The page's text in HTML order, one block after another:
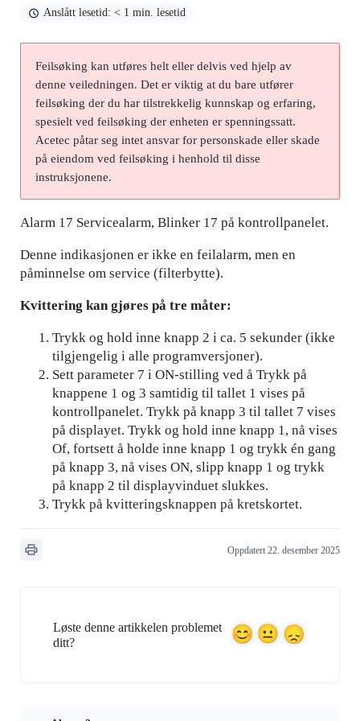
Anslått lesetid: < 1 min. lesetid
Feilsøking kan utføres helt eller delvis ved hjelp av
denne veiledningen. Det er viktig at du bare utfører
feilsøking der du har tilstrekkelig kunnskap og erfaring,
spesielt ved feilsøking der enheten er spenningssatt.
Acetec påtar seg intet ansvar for personskade eller skade
på eiendom ved feilsøking i henhold til disse
instruksjonene.
Alarm 17 Servicealarm, Blinker 17 på kontrollpanelet.
Denne indikasjonen er ikke en feilalarm, men en
påminnelse om service (filterbytte).
Kvittering kan gjøres på tre måter:
Trykk og hold inne knapp 2 i ca. 5 sekunder (ikke
tilgjengelig i alle programversjoner).
Sett parameter 7 i ON-stilling ved å Trykk på
knappene 1 og 3 samtidig til tallet 1 vises på
kontrollpanelet. Trykk på knapp 3 til tallet 7 vises
på displayet. Trykk og hold inne knapp 1, nå vises
Of, fortsett å holde inne knapp 1 og trykk én gang
på knapp 3, nå vises ON, slipp knapp 1 og trykk
på knapp 2 til displayvinduet slukkes.
Trykk på kvitteringsknappen på kretskortet.
Oppdatert 22. desember 2025
Løste denne artikkelen problemet
ditt?